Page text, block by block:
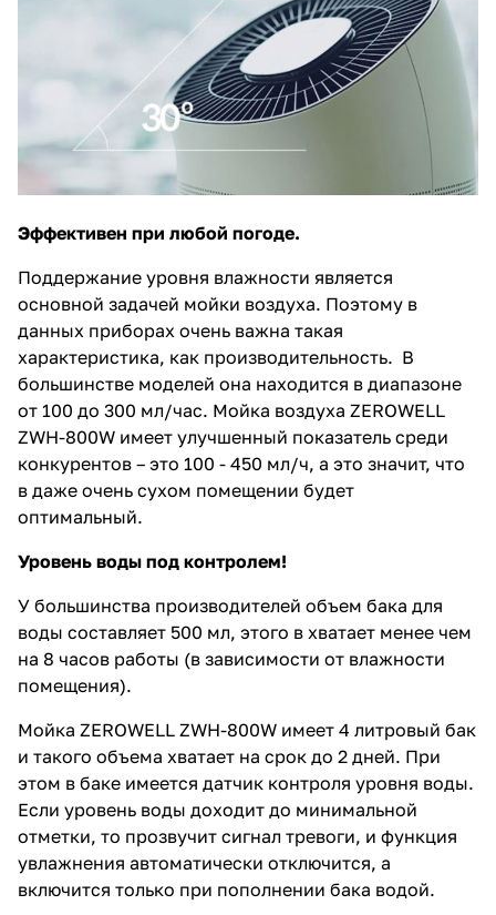
Эффективен при любой погоде.
Поддержание уровня влажности является
основной задачей мойки воздуха. Поэтому в
данных приборах очень важна такая
характеристика, как производительность. В
большинстве моделей она находится в диапазоне
от 100 до 300 мл/час. Мойка воздуха ZEROWELL
ZWH-800W имеет улучшенный показатель среди
конкурентов – это 100 - 450 мл/ч, а это значит, что
в даже очень сухом помещении будет
оптимальный.
Уровень воды под контролем!
У большинства производителей объем бака для
воды составляет 500 мл, этого в хватает менее чем
на 8 часов работы (в зависимости от влажности
помещения).
Мойка ZEROWELL ZWH-800W имеет 4 литровый бак
и такого объема хватает на срок до 2 дней. При
этом в баке имеется датчик контроля уровня воды.
Если уровень воды доходит до минимальной
отметки, то прозвучит сигнал тревоги, и функция
увлажнения автоматически отключится, а
включится только при пополнении бака водой.